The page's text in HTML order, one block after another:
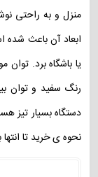
منزل و به راحتی
ابعاد آن باعث شده
رنگ سفید و توان
دستگاه بسیار تیز
نحوه ی خرید تا انتها